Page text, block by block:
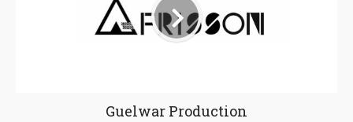
Guelwar Production